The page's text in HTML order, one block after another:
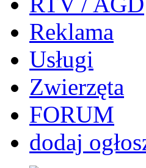
Reklama
Usługi
Zwierzęta
FORUM
dodaj